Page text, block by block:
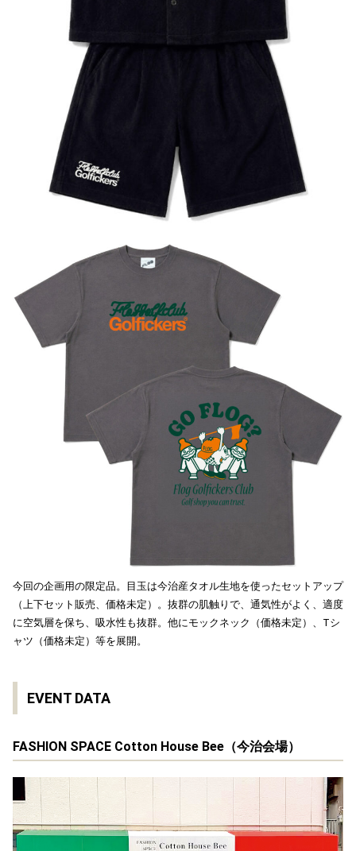
今回の企画用の限定品。目玉は今治産タオル生地を使ったセットアップ
（上下セット販売、価格未定）。抜群の肌触りで、通気性がよく、適度
に空気層を保ち、吸水性も抜群。他にモックネック（価格未定）、Tシ
ャツ（価格未定）等を展開。
EVENT DATA
FASHION SPACE Cotton House Bee（今治会場）